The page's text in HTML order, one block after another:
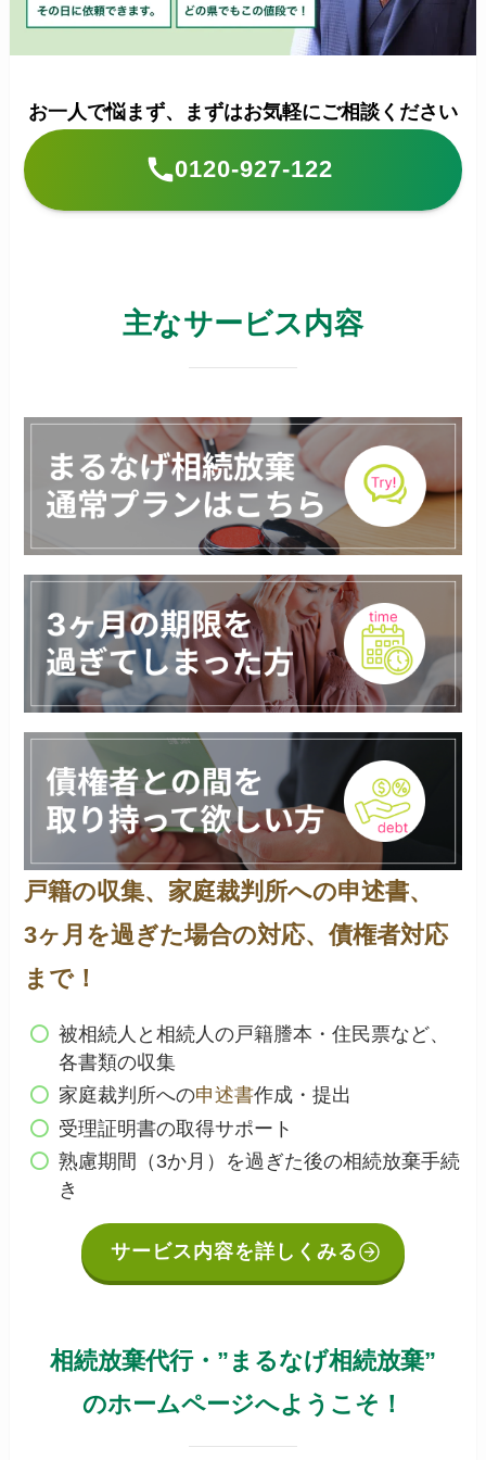
お一人で悩まず、まずはお気軽にご相談ください
0120-927-122
主なサービス内容
戸籍の収集、家庭裁判所への申述書、
3ヶ月を過ぎた場合の対応、債権者対応
まで！
被相続人と相続人の戸籍謄本・住民票など、
各書類の収集
家庭裁判所への申述書作成・提出
受理証明書の取得サポート
熟慮期間（3か月）を過ぎた後の相続放棄手続
き
サービス内容を詳しくみる
相続放棄代行・”まるなげ相続放棄”
のホームページへようこそ！